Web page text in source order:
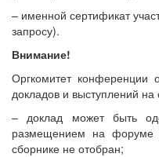
– именной сертификат
запросу).
Внимание!
Оргкомитет конференции
докладов и выступлений
– доклад может быть
размещением на форуме
сборнике не отобран;